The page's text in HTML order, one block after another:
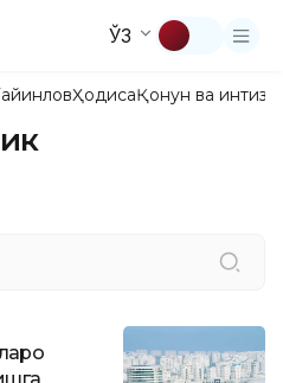
ЎЗ
ҲодисаҚонун ва